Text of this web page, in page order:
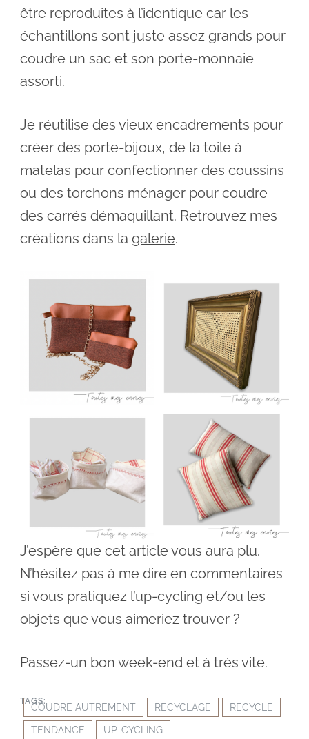
être reproduites à l’identique car les
échantillons sont juste assez grands pour
coudre un sac et son porte-monnaie
assorti.
Je réutilise des vieux encadrements pour
créer des porte-bijoux, de la toile à
matelas pour confectionner des coussins
ou des torchons ménager pour coudre
des carrés démaquillant. Retrouvez mes
créations dans la galerie.
J’espère que cet article vous aura plu.
N’hésitez pas à me dire en commentaires
si vous pratiquez l’up-cycling et/ou les
objets que vous aimeriez trouver ?
Passez-un bon week-end et à très vite.
TAGS:
COUDRE AUTREMENT RECYCLAGE RECYCLE
TENDANCE UP-CYCLING